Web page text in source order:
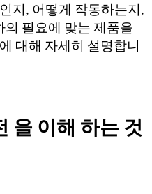
지, 어떻게 작동하는지,
의 필요에 맞는 제품을
대해 자세히 설명합니
을 이해 하는 것